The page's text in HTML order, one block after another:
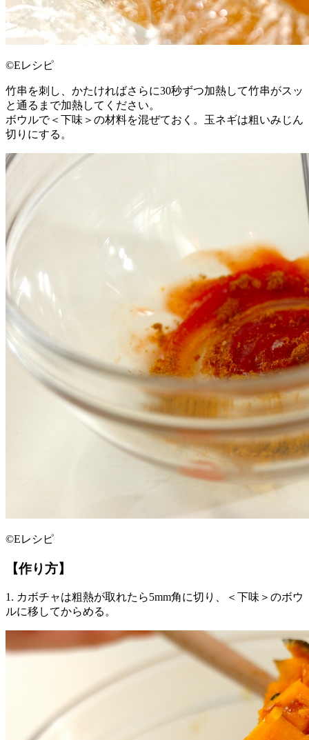
©Eレシピ
竹串を刺し、かたければさらに30秒ずつ加熱して竹串がスッ
と通るまで加熱してください。
ボウルで＜下味＞の材料を混ぜておく。玉ネギは粗いみじん
切りにする。
©Eレシピ
【作り方】
1. カボチャは粗熱が取れたら5mm角に切り、＜下味＞のボウ
ルに移してからめる。